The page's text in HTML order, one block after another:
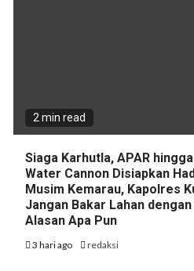
2 min read
Siaga Karhutla, APAR hingga
Water Cannon Disiapkan
Musim Kemarau, Kapolres
Jangan Bakar Lahan dengan
Alasan Apa Pun
3 hari ago redaksi